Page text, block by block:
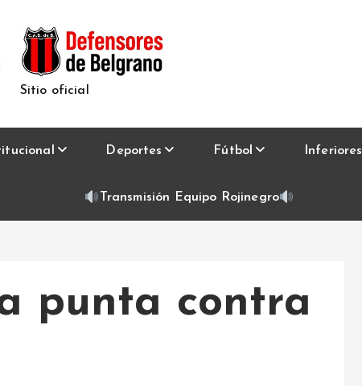
Sitio oficial
Deportes Fútbol Inferiores
Transmisión Equipo Rojinegro
punta contra